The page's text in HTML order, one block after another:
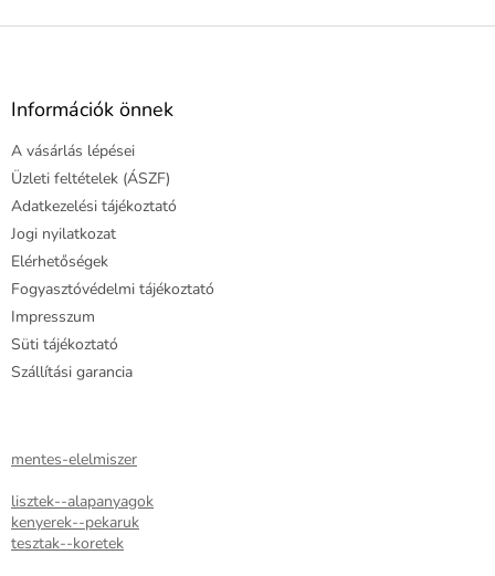
L
Információk önnek
A vásárlás lépései
Üzleti feltételek (ÁSZF)
Adatkezelési tájékoztató
Jogi nyilatkozat
Elérhetőségek
Fogyasztóvédelmi tájékoztató
Impresszum
Süti tájékoztató
Szállítási garancia
mentes-elelmiszer
lisztek--alapanyagok
kenyerek--pekaruk
tesztak--koretek